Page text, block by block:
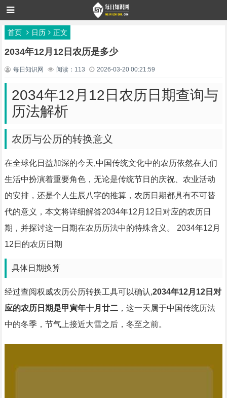
首页 日历 正文
2034年12月12日农历是多少
每日知识网 阅读：113 2026-03-20 00:21:59
2034年12月12日农历日期查询与
历法解析
农历与公历的转换意义
在全球化日益加深的今天,中国传统文化中的农历依然在人们
生活中扮演着重要角色，无论是传统节日的庆祝、农业活动
的安排，还是个人生辰八字的推算，农历日期都具有不可替
代的意义，本文将详细解答2034年12月12日对应的农历日
期，并探讨这一日期在农历历法中的特殊含义。 2034年12月
12日的农历日期
具体日期换算
经过查阅权威农历公历转换工具可以确认,2034年12月12日对
应的农历日期是甲寅年十月廿二，这一天属于中国传统历法
中的冬季，节气上接近大雪之后，冬至之前。